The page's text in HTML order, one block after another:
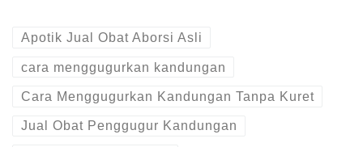
Apotik Jual Obat Aborsi Asli
cara menggugurkan kandungan
Cara Menggugurkan Kandungan Tanpa Kuret
Jual Obat Penggugur Kandungan